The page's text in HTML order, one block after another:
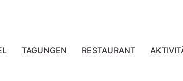
TAGUNGEN RESTAURANT